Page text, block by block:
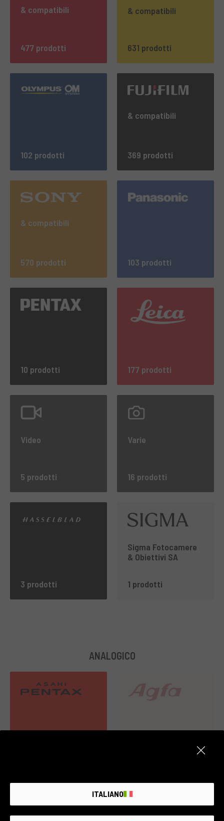
& compatibili
477 prodotti
& compatibili
631 prodotti
102 prodotti
& compatibili
369 prodotti
& compatibili
570 prodotti 103 prodotti
10 prodotti 177 prodotti
Video
5 prodotti
Varie
16 prodotti
3 prodotti
Sigma Fotocamere
& Obiettivi SA
1 prodotti
ANALOGICO
ITALIANO